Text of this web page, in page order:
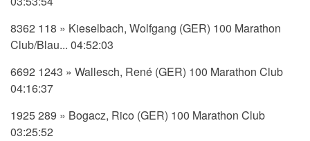
8362 118 » Kieselbach, Wolfgang (GER) 100 Marathon
Club/Blau... 04:52:03
6692 1243 » Wallesch, René (GER) 100 Marathon Club
04:16:37
1925 289 » Bogacz, Rico (GER) 100 Marathon Club
03:25:52